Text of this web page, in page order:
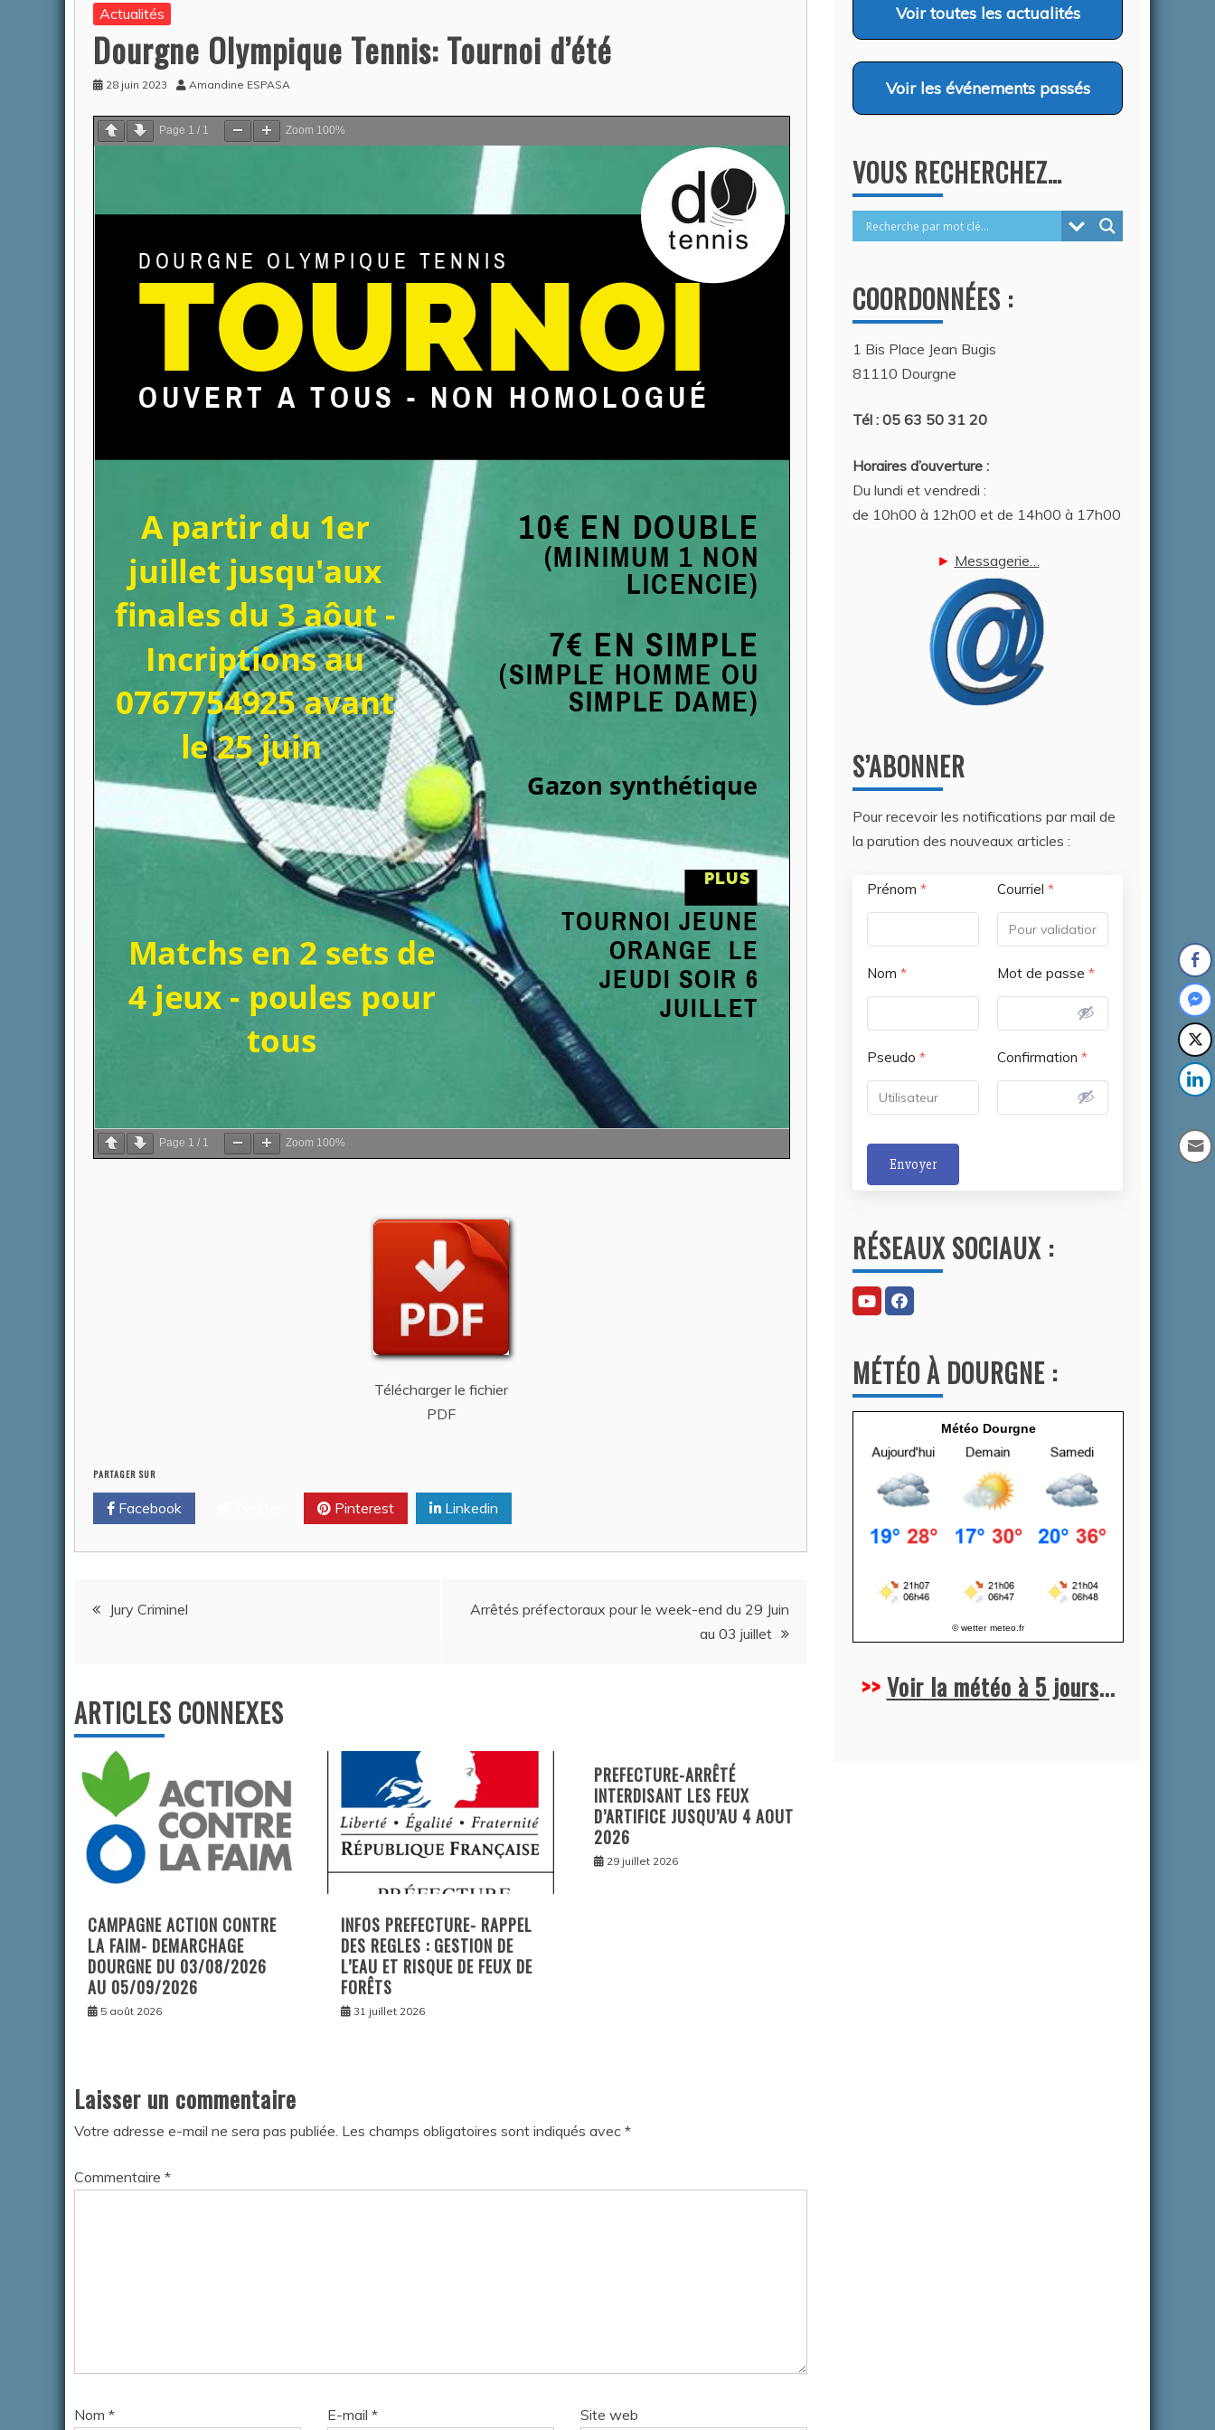
Actualités
Dourgne Olympique Tennis: Tournoi d’été
28 juin 2023 Amandine ESPASA
Page 1 / 1 Zoom 100%
Page 1 / 1 Zoom 100%
Télécharger le fichier
PDF
PARTAGER SUR
Facebook Pinterest Linkedin
Navigation
l’article
Jury Criminel
Arrêtés préfectoraux pour le week-end du 29 Juin
au 03 juillet
ARTICLES CONNEXES
CAMPAGNE ACTION CONTRE
LA FAIM- DEMARCHAGE
DOURGNE DU 03/08/2026
AU 05/09/2026
5 août 2026
INFOS PREFECTURE- RAPPEL
DES REGLES : GESTION DE
L’EAU ET RISQUE DE FEUX DE
FORÊTS
31 juillet 2026
PREFECTURE-ARRÊTÉ
INTERDISANT LES FEUX
D’ARTIFICE JUSQU’AU 4 AOUT
2026
29 juillet 2026
Laisser un commentaire
Votre adresse e-mail ne sera pas publiée. Les champs obligatoires sont indiqués avec *
Commentaire *
Nom * E-mail * Site web
Voirtoutes les actualités
Voir les événements passés
VOUS RECHERCHEZ…
COORDONNÉES :
1 Bis Place Jean Bugis
81110 Dourgne
Tél : 05 63 50 31 20
Horaires d’ouverture :
Du lundi et vendredi :
de 10h00 à 12h00 et de 14h00 à 17h00
► Messagerie…
S’ABONNER
Pour recevoir les notifications par mail de
la parution des nouveaux articles :
Prénom *
Nom *
Pseudo *
Courriel *
Mot de passe *
Confirmation *
Envoyer
t
e
r
n
t
i
v
RÉSEAUX SOCIAUX :
MÉTÉO À DOURGNE :
Météo Dourgne
© wetter meteo.fr
>>Voir la météo à 5 jours...